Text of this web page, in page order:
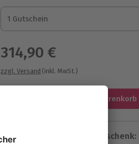
1 Gutschein
1 Gutschein
1 Gutschein
314,90 €
zzgl. Versand (inkl. MwSt.)
In den Warenkorb
Immer das passende Geschenk: